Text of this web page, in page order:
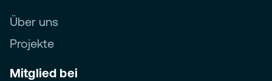
Über uns
Projekte
Mitglied bei